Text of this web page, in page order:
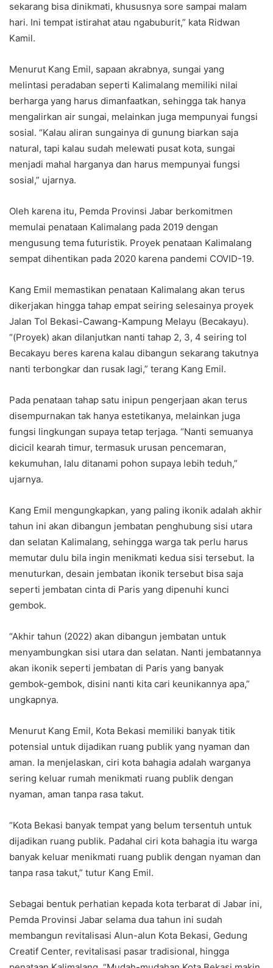
sekarang bisa dinikmati, khususnya sore sampai malam
hari. Ini tempat istirahat atau ngabuburit,” kata Ridwan
Kamil.
Menurut Kang Emil, sapaan akrabnya, sungai yang
melintasi peradaban seperti Kalimalang memiliki nilai
berharga yang harus dimanfaatkan, sehingga tak hanya
mengalirkan air sungai, melainkan juga mempunyai fungsi
sosial. “Kalau aliran sungainya di gunung biarkan saja
natural, tapi kalau sudah melewati pusat kota, sungai
menjadi mahal harganya dan harus mempunyai fungsi
sosial,” ujarnya.
Oleh karena itu, Pemda Provinsi Jabar berkomitmen
memulai penataan Kalimalang pada 2019 dengan
mengusung tema futuristik. Proyek penataan Kalimalang
sempat dihentikan pada 2020 karena pandemi COVID-19.
Kang Emil memastikan penataan Kalimalang akan terus
dikerjakan hingga tahap empat seiring selesainya proyek
Jalan Tol Bekasi-Cawang-Kampung Melayu (Becakayu).
“(Proyek) akan dilanjutkan nanti tahap 2, 3, 4 seiring tol
Becakayu beres karena kalau dibangun sekarang takutnya
nanti terbongkar dan rusak lagi,” terang Kang Emil.
Pada penataan tahap satu inipun pengerjaan akan terus
disempurnakan tak hanya estetikanya, melainkan juga
fungsi lingkungan supaya tetap terjaga. “Nanti semuanya
dicicil kearah timur, termasuk urusan pencemaran,
kekumuhan, lalu ditanami pohon supaya lebih teduh,”
ujarnya.
Kang Emil mengungkapkan, yang paling ikonik adalah akhir
tahun ini akan dibangun jembatan penghubung sisi utara
dan selatan Kalimalang, sehingga warga tak perlu harus
memutar dulu bila ingin menikmati kedua sisi tersebut. Ia
menuturkan, desain jembatan ikonik tersebut bisa saja
seperti jembatan cinta di Paris yang dipenuhi kunci
gembok.
“Akhir tahun (2022) akan dibangun jembatan untuk
menyambungkan sisi utara dan selatan. Nanti jembatannya
akan ikonik seperti jembatan di Paris yang banyak
gembok-gembok, disini nanti kita cari keunikannya apa,”
ungkapnya.
Menurut Kang Emil, Kota Bekasi memiliki banyak titik
potensial untuk dijadikan ruang publik yang nyaman dan
aman. Ia menjelaskan, ciri kota bahagia adalah warganya
sering keluar rumah menikmati ruang publik dengan
nyaman, aman tanpa rasa takut.
“Kota Bekasi banyak tempat yang belum tersentuh untuk
dijadikan ruang publik. Padahal ciri kota bahagia itu warga
banyak keluar menikmati ruang publik dengan nyaman dan
tanpa rasa takut,” tutur Kang Emil.
Sebagai bentuk perhatian kepada kota terbarat di Jabar ini,
Pemda Provinsi Jabar selama dua tahun ini sudah
membangun revitalisasi Alun-alun Kota Bekasi, Gedung
Creatif Center, revitalisasi pasar tradisional, hingga